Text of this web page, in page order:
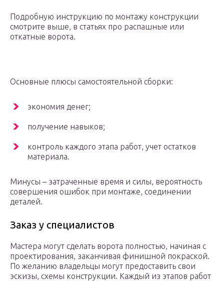
Подробную инструкцию по монтажу конструкции
смотрите выше, в статьях про распашные или
откатные ворота.
Основные плюсы самостоятельной сборки:
экономия денег;
получение навыков;
контроль каждого этапа работ, учет остатков
материала.
Минусы – затраченные время и силы, вероятность
совершения ошибок при монтаже, соединении
деталей.
Заказ у специалистов
Мастера могут сделать ворота полностью, начиная с
проектирования, заканчивая финишной покраской.
По желанию владельцы могут предоставить свои
эскизы, схемы конструкции. Каждый из этапов работ